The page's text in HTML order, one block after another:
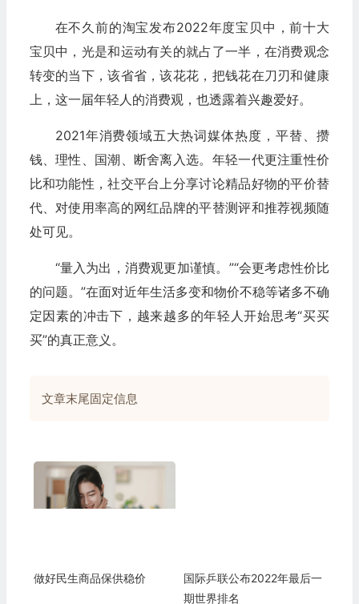
在不久前的淘宝发布2022年度宝贝中，前十大
宝贝中，光是和运动有关的就占了一半，在消费观念
转变的当下，该省省，该花花，把钱花在刀刃和健康
上，这一届年轻人的消费观，也透露着兴趣爱好。
2021年消费领域五大热词媒体热度，平替、攒
钱、理性、国潮、断舍离入选。年轻一代更注重性价
比和功能性，社交平台上分享讨论精品好物的平价替
代、对使用率高的网红品牌的平替测评和推荐视频随
处可见。
“量入为出，消费观更加谨慎。”“会更考虑性价比
的问题。”在面对近年生活多变和物价不稳等诸多不确
定因素的冲击下，越来越多的年轻人开始思考“买买
买”的真正意义。
文章末尾固定信息
做好民生商品保供稳价
国际乒联公布2022年最后一
期世界排名